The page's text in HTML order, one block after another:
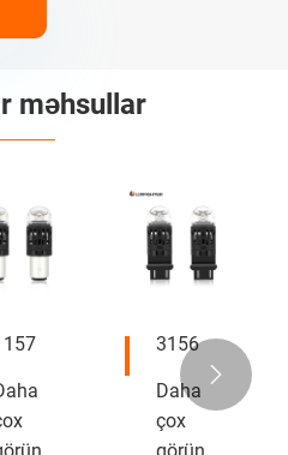
məhsullar
3156
Daha
çox
